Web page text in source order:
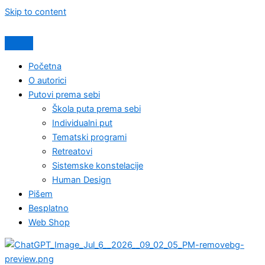
Skip to content
Početna
O autorici
Putovi prema sebi
Škola puta prema sebi
Individualni put
Tematski programi
Retreatovi
Sistemske konstelacije
Human Design
Pišem
Besplatno
Web Shop